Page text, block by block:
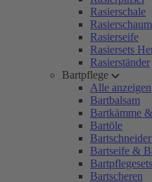
Rasierschale
Rasierschaum
Rasierseife
Rasiersets
Rasierständer
Bartpflege
Alle anzeigen
Bartbalsam
Bartkämme
Bartöle
Bartseife &
Bartpflegesets
Bartscheren